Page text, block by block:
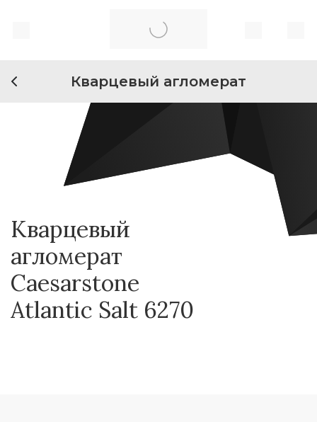
Кварцевый агломерат
Кварцевый
агломерат
Caesarstone
Atlantic Salt 6270